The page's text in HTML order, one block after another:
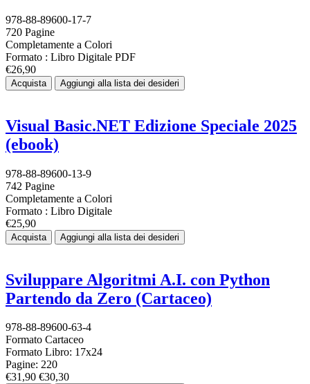
978-88-89600-17-7
720 Pagine
Completamente a Colori
Formato : Libro Digitale PDF
€26,90
Acquista Aggiungi alla lista dei desideri
Visual Basic.NET Edizione Speciale 2025
(ebook)
978-88-89600-13-9
742 Pagine
Completamente a Colori
Formato : Libro Digitale
€25,90
Acquista Aggiungi alla lista dei desideri
Sviluppare Algoritmi A.I. con Python
Partendo da Zero (Cartaceo)
978-88-89600-63-4
Formato Cartaceo
Formato Libro: 17x24
Pagine: 220
€31,90 €30,30